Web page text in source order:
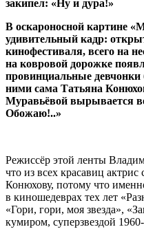
закипел: «Ну и дура!»
В оскароносной картине
удивительный кадр:
кинофестиваля, всего на
на ковровой дорожке
провинциальные девчонки
ними сама Татьяна
Муравьёвой вырывается
Обожаю!..»
Режиссёр этой ленты
что из всех красавиц
Конюхову, потому что
в киношедеврах тех лет
«Гори, гори, моя звезда»,
кумиром, суперзвездой